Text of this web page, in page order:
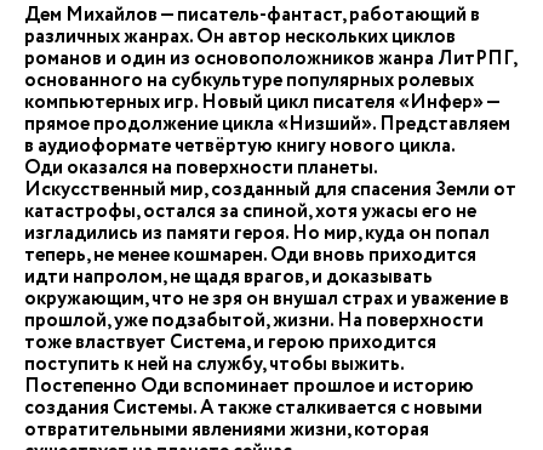
Дем Михайлов — писатель-фантаст, работающий в
различных жанрах. Он автор нескольких циклов
романов и один из основоположников жанра ЛитРПГ,
основанного на субкультуре популярных ролевых
компьютерных игр. Новый цикл писателя «Инфер» —
прямое продолжение цикла «Низший». Представляем
в аудиоформате четвёртую книгу нового цикла.
Оди оказался на поверхности планеты.
Искусственный мир, созданный для спасения Земли от
катастрофы, остался за спиной, хотя ужасы его не
изгладились из памяти героя. Но мир, куда он попал
теперь, не менее кошмарен. Оди вновь приходится
идти напролом, не щадя врагов, и доказывать
окружающим, что не зря он внушал страх и уважение в
прошлой, уже подзабытой, жизни. На поверхности
тоже властвует Система, и герою приходится
поступить к ней на службу, чтобы выжить.
Постепенно Оди вспоминает прошлое и историю
создания Системы. А также сталкивается с новыми
отвратительными явлениями жизни, которая